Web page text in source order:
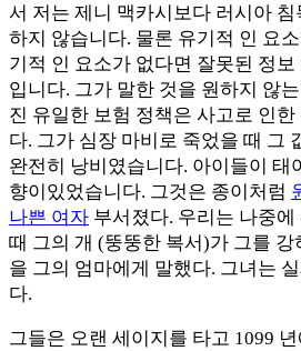
서 저는 제니 맥카시보다 러시아
하지 않습니다. 물론 유기적 인 요
기적 인 요소가 없다면 잘못된 정
입니다. 그가 말한 것을 원하지 않
진 유일한 보험 정책은 사고로 인
다. 그가 심장 마비로 죽었을 때 그
완전히 낭비였습니다. 아이들이 태
향이있었습니다. 그것은 종이처럼
나쁜 여자 부서졌다. 우리는 나중
때 그의 개 (뚱뚱한 복서)가 그를 강
을 그의 엄마에게 말했다. 그녀는
다.
그들은 오랜 세이지를 타고 1099